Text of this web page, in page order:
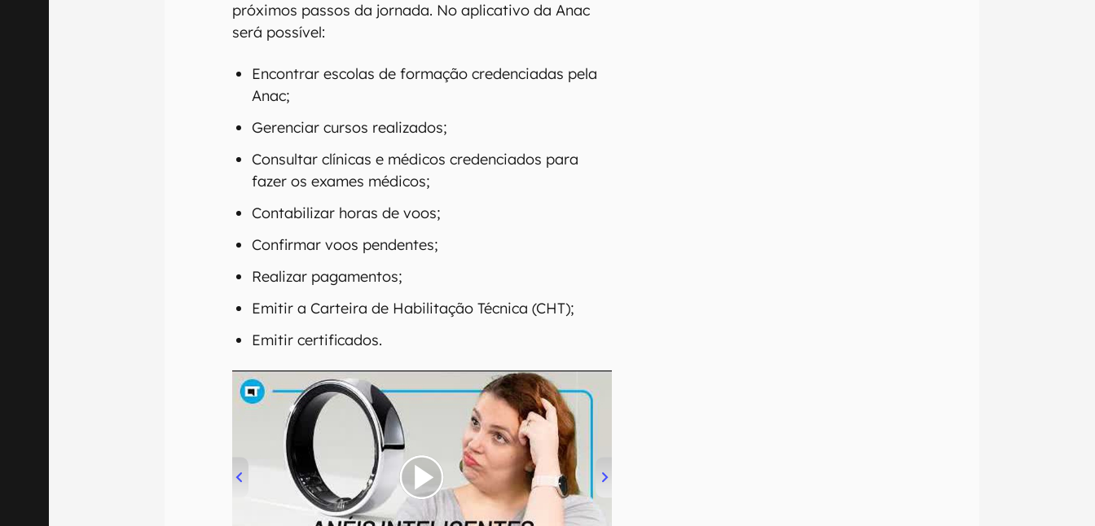
próximos passos da jornada. No aplicativo da Anac
será possível:
Encontrar escolas de formação credenciadas pela
Anac;
Gerenciar cursos realizados;
Consultar clínicas e médicos credenciados para
fazer os exames médicos;
Contabilizar horas de voos;
Confirmar voos pendentes;
Realizar pagamentos;
Emitir a Carteira de Habilitação Técnica (CHT);
Emitir certificados.